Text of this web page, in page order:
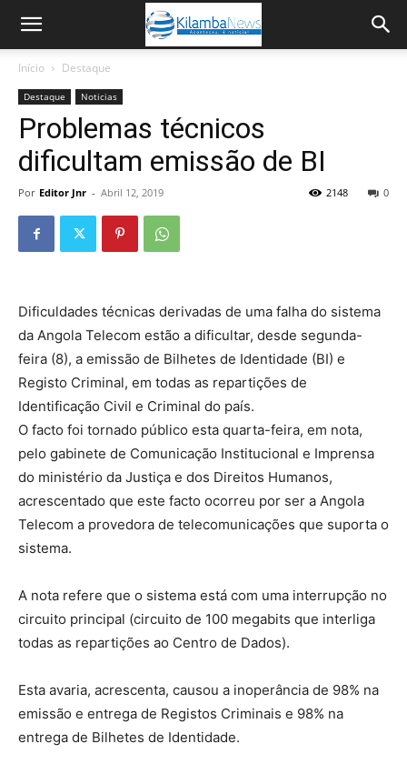
Início Destaque
Destaque Noticias
Problemas técnicos
dificultam emissão de BI
Por Editor Jnr - Abril 12, 2019 0
2148
Dificuldades técnicas derivadas de uma falha do sistema
da Angola Telecom estão a dificultar, desde segunda-
feira (8), a emissão de Bilhetes de Identidade (BI) e
Registo Criminal, em todas as repartições de
Identificação Civil e Criminal do país.
O facto foi tornado público esta quarta-feira, em nota,
pelo gabinete de Comunicação Institucional e Imprensa
do ministério da Justiça e dos Direitos Humanos,
acrescentado que este facto ocorreu por ser a Angola
Telecom a provedora de telecomunicações que suporta o
sistema.
A nota refere que o sistema está com uma interrupção no
circuito principal (circuito de 100 megabits que interliga
todas as repartições ao Centro de Dados).
Esta avaria, acrescenta, causou a inoperância de 98% na
emissão e entrega de Registos Criminais e 98% na
entrega de Bilhetes de Identidade.